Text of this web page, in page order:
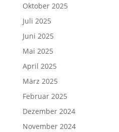
Oktober 2025
Juli 2025
Juni 2025
Mai 2025
April 2025
März 2025
Februar 2025
Dezember 2024
November 2024